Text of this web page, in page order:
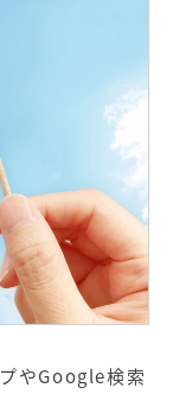
界向け】新規集患
パッケージ
クセス増加パッケー
ケージ
やGoogle検索